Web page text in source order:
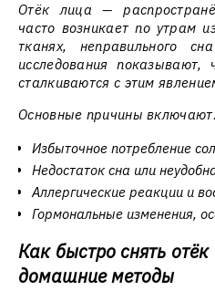
Отёк лица —
часто возникает по утрам
тканях, неправильного
исследования
сталкиваются с этим
Основные причины
Избыточное потребление
Недостаток сна или
Аллергические реакции и
Гормональные изменения,
Как быстро снять
домашние методы